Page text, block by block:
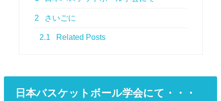
2 さいごに
2.1 Related Posts
日本バスケットボール学会にて・・・